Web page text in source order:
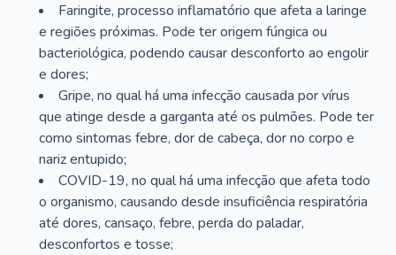
Faringite, processo inflamatório que afeta a laringe
e regiões próximas. Pode ter origem fúngica ou
bacteriológica, podendo causar desconforto ao engolir
e dores;
Gripe, no qual há uma infecção causada por vírus
que atinge desde a garganta até os pulmões. Pode ter
como sintomas febre, dor de cabeça, dor no corpo e
nariz entupido;
COVID-19, no qual há uma infecção que afeta todo
o organismo, causando desde insuficiência respiratória
até dores, cansaço, febre, perda do paladar,
desconfortos e tosse;